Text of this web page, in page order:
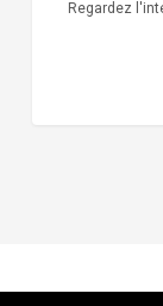
Regardez